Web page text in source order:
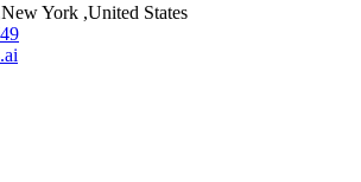
York ,United States